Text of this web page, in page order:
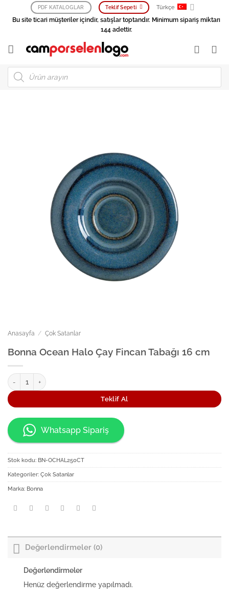
PDF KATALOGLAR Teklif Sepeti Türkçe
Bu site ticari müşteriler içindir, satışlar toptandır. Minimum sipariş miktarı
144 adettir.
Products
search
Anasayfa / Çok Satanlar
Bonna Ocean Halo Çay Fincan Tabağı 16 cm
Bonna Ocean Halo Çay Fincan Tabağı 16 cm adet
Teklif Al
Whatsapp Sipariş
Stok kodu: BN-OCHAL250CT
Kategoriler: Çok Satanlar
Marka: Bonna
Değerlendirmeler (0)
Değerlendirmeler
Henüz değerlendirme yapılmadı.